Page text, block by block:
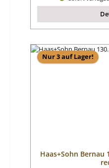
Nur 3 auf Lager!
Haas+Sohn Bernau